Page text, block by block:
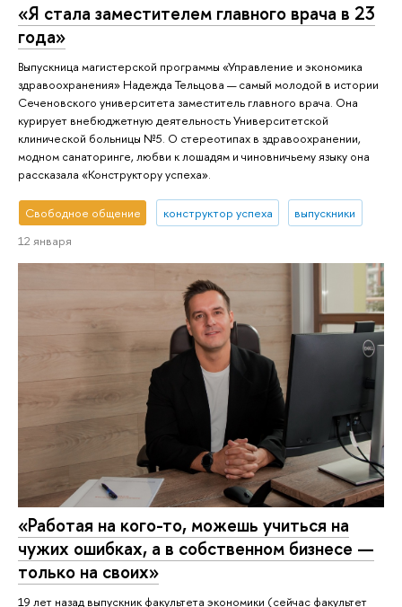
«Я стала заместителем главного врача в 23
года»
Выпускница магистерской программы «Управление и экономика
здравоохранения» Надежда Тельцова — самый молодой в истории
Сеченовского университета заместитель главного врача. Она
курирует внебюджетную деятельность Университетской
клинической больницы №5. О стереотипах в здравоохранении,
модном санаторинге, любви к лошадям и чиновничьему языку она
рассказала «Конструктору успеха».
Свободное общение конструктор успеха
выпускники
12 января
«Работая на кого-то, можешь учиться на
чужих ошибках, а в собственном бизнесе —
только на своих»
19 лет назад выпускник факультета экономики (сейчас факультет